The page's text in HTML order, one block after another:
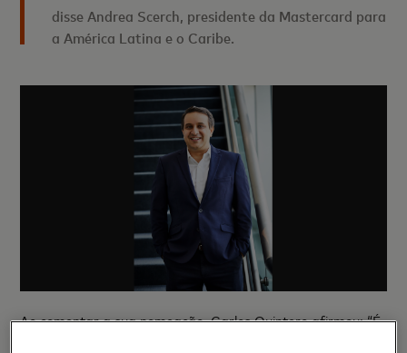
disse Andrea Scerch, presidente da Mastercard para
a América Latina e o Caribe.
Ao comentar a sua nomeação, Carlos Quintero afirmou: “É